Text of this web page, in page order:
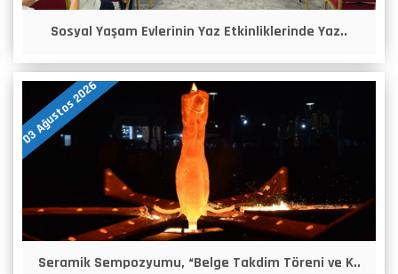
Sosyal Yaşam Evlerinin Yaz Etkinliklerinde Yaz..
03 Ağustos 2026
Seramik Sempozyumu, “Belge Takdim Töreni ve K..